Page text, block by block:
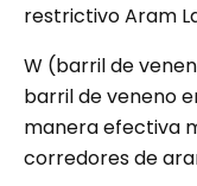
restrictivo Aram
W (barril de
barril de veneno
manera efectiva
corredores de